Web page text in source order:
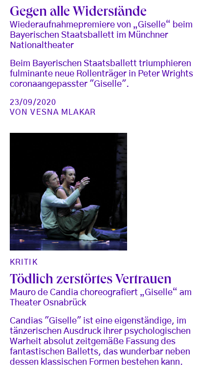
Gegen alle Widerstände
Wiederaufnahmepremiere von „Giselle“ beim
Bayerischen Staatsballett im Münchner
Nationaltheater
Beim Bayerischen Staatsballett triumphieren
fulminante neue Rollenträger in Peter Wrights
coronaangepasster "Giselle".
23/09/2020
VONVESNA MLAKAR
KRITIK
Tödlich zerstörtes Vertrauen
Mauro de Candia choreografiert „Giselle“ am
Theater Osnabrück
Candias "Giselle" ist eine eigenständige, im
tänzerischen Ausdruck ihrer psychologischen
Warheit absolut zeitgemäße Fassung des
fantastischen Balletts, das wunderbar neben
dessen klassischen Formen bestehen kann.